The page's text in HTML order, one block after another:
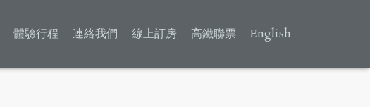
體驗行程 連絡我們 線上訂房 高鐵聯票 English